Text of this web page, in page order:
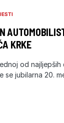
KRKE
od
se jubilarna 20.